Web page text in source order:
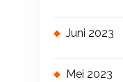
Juni 2023
Mei 2023